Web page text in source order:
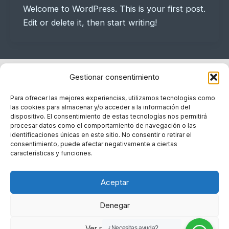
Gestionar consentimiento
Para ofrecer las mejores experiencias, utilizamos tecnologías como
las cookies para almacenar y/o acceder a la información del
dispositivo. El consentimiento de estas tecnologías nos permitirá
procesar datos como el comportamiento de navegación o las
identificaciones únicas en este sitio. No consentir o retirar el
consentimiento, puede afectar negativamente a ciertas
características y funciones.
Aceptar
Denegar
Welcome to WordPress. This is your first post.
Edit or delete it, then start writing!
Aviso Legal
Contacto